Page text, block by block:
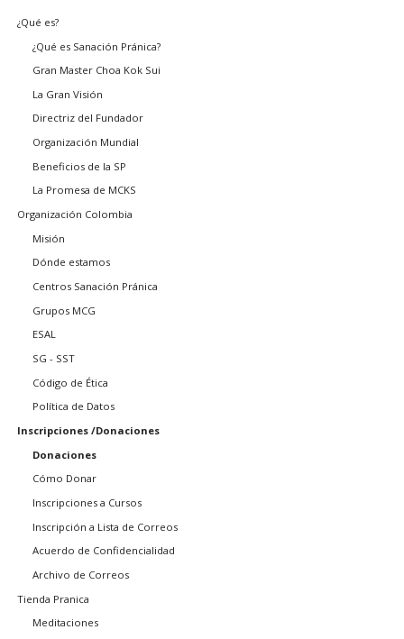
¿Qué es?
¿Qué es Sanación Pránica?
Gran Master Choa Kok Sui
La Gran Visión
Directriz del Fundador
Organización Mundial
Beneficios de la SP
La Promesa de MCKS
Organización Colombia
Misión
Dónde estamos
Centros Sanación Pránica
Grupos MCG
ESAL
SG - SST
Código de Ética
Política de Datos
Inscripciones /Donaciones
Donaciones
Cómo Donar
Inscripciones a Cursos
Inscripción a Lista de Correos
Acuerdo de Confidencialidad
Archivo de Correos
Tienda Pranica
Meditaciones